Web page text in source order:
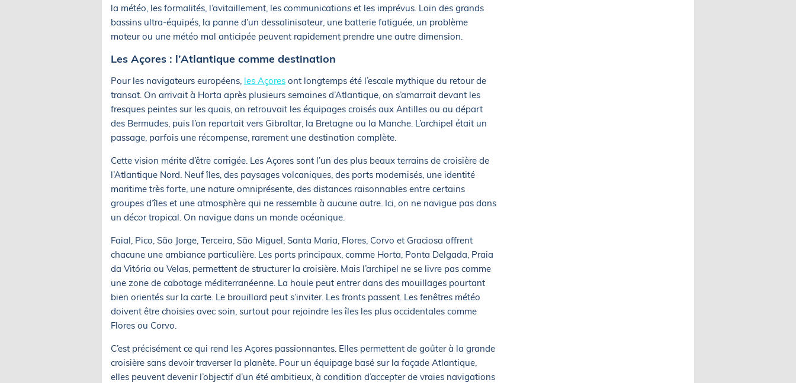
la météo, les formalités, l’avitaillement, les communications et les imprévus. Loin des grands
bassins ultra-équipés, la panne d’un dessalinisateur, une batterie fatiguée, un problème
moteur ou une météo mal anticipée peuvent rapidement prendre une autre dimension.
Les Açores : l’Atlantique comme destination
Pour les navigateurs européens, les Açores ont longtemps été l’escale mythique du retour de
transat. On arrivait à Horta après plusieurs semaines d’Atlantique, on s’amarrait devant les
fresques peintes sur les quais, on retrouvait les équipages croisés aux Antilles ou au départ
des Bermudes, puis l’on repartait vers Gibraltar, la Bretagne ou la Manche. L’archipel était un
passage, parfois une récompense, rarement une destination complète.
Cette vision mérite d’être corrigée. Les Açores sont l’un des plus beaux terrains de croisière de
l’Atlantique Nord. Neuf îles, des paysages volcaniques, des ports modernisés, une identité
maritime très forte, une nature omniprésente, des distances raisonnables entre certains
groupes d’îles et une atmosphère qui ne ressemble à aucune autre. Ici, on ne navigue pas dans
un décor tropical. On navigue dans un monde océanique.
Faial, Pico, São Jorge, Terceira, São Miguel, Santa Maria, Flores, Corvo et Graciosa offrent
chacune une ambiance particulière. Les ports principaux, comme Horta, Ponta Delgada, Praia
da Vitória ou Velas, permettent de structurer la croisière. Mais l’archipel ne se livre pas comme
une zone de cabotage méditerranéenne. La houle peut entrer dans des mouillages pourtant
bien orientés sur la carte. Le brouillard peut s’inviter. Les fronts passent. Les fenêtres météo
doivent être choisies avec soin, surtout pour rejoindre les îles les plus occidentales comme
Flores ou Corvo.
C’est précisément ce qui rend les Açores passionnantes. Elles permettent de goûter à la grande
croisière sans devoir traverser la planète. Pour un équipage basé sur la façade Atlantique,
elles peuvent devenir l’objectif d’un été ambitieux, à condition d’accepter de vraies navigations